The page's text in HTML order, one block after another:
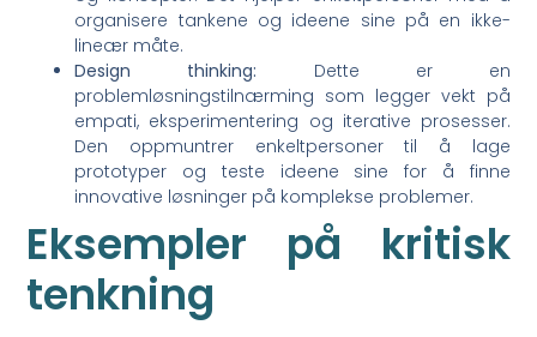
organisere tankene og ideene sine på en ikke-
lineær måte.
Design thinking: Dette er en
problemløsningstilnærming som legger vekt på
empati, eksperimentering og iterative prosesser.
Den oppmuntrer enkeltpersoner til å lage
prototyper og teste ideene sine for å finne
innovative løsninger på komplekse problemer.
Eksempler på kritisk
tenkning